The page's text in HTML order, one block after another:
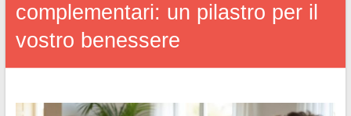
complementari: un pilastro per il
vostro benessere